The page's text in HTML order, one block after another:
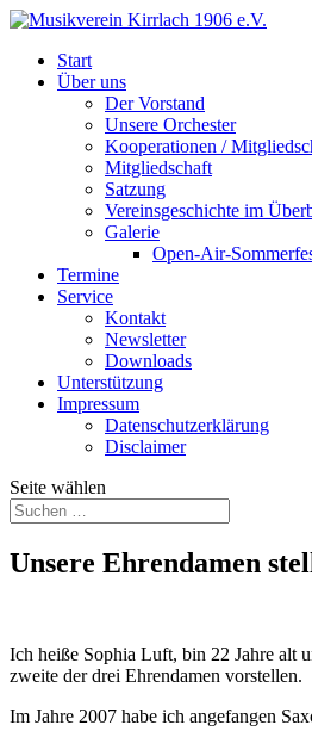
Start
Über uns
Der Vorstand
Unsere Orchester
Kooperationen /
Mitgliedschaft
Satzung
Vereinsgeschichte im
Galerie
Open-Air-
Termine
Service
Kontakt
Newsletter
Downloads
Unterstützung
Impressum
Datenschutzerklärung
Disclaimer
Seite wählen
Unsere Ehrendamen
Ich heiße Sophia Luft, bin 22 Jahre alt
zweite der drei Ehrendamen vorstellen.
Im Jahre 2007 habe ich angefangen